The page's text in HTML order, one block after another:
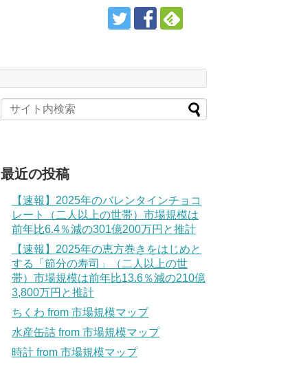
最近の投稿
【速報】2025年のバレンタインチョコ
レート（二人以上の世帯）市場規模は
前年比6.4％減の301億200万円と推計
【速報】2025年の恵方巻きをはじめと
する「節分の寿司」（二人以上の世
帯）市場規模は前年比13.6％減の210億
3,800万円と推計
ちくわ from 市場規模マップ
水産缶詰 from 市場規模マップ
時計 from 市場規模マップ